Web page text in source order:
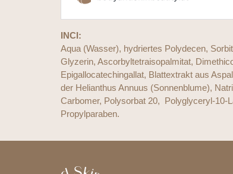
INCI:
Aqua (Wasser), hydriertes Polydecen,
Glyzerin, Ascorbyltetraisopalmitat,
Epigallocatechingallat, Blattextrakt aus
der Helianthus Annuus (Sonnenblume),
Carbomer, Polysorbat 20, Polyglyceryl-10-
Propylparaben.